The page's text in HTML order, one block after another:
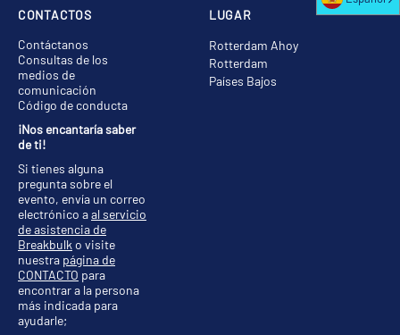
LUGAR
Rotterdam Ahoy
Rotterdam
Países Bajos
CONTACTOS
Contáctanos
Consultas de los
medios de
comunicación
Código de conducta
¡Nos encantaría saber
de ti!
Si tienes alguna
pregunta sobre el
evento, envía un correo
electrónico aal servicio
de asistencia de
Breakbulk o visite
nuestra página de
CONTACTO para
encontrar a la persona
más indicada para
ayudarle;